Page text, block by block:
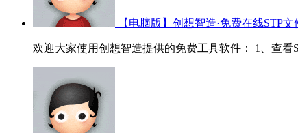
【电脑版】创想智造·免费在线STP文
欢迎大家使用创想智造提供的免费工具软件： 1、查看